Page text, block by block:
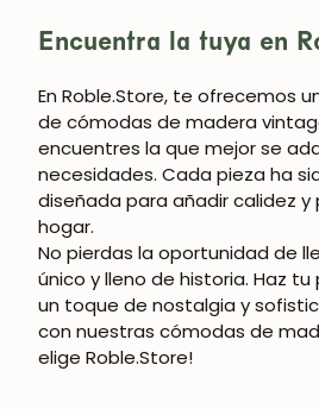
Encuentra la tuya en
En Roble.Store, te ofrecemos
de cómodas de madera
encuentres la que mejor se
necesidades. Cada pieza ha
diseñada para añadir calidez
hogar.
No pierdas la oportunidad de
único y lleno de historia. Haz
un toque de nostalgia y
con nuestras cómodas de
elige Roble.Store!